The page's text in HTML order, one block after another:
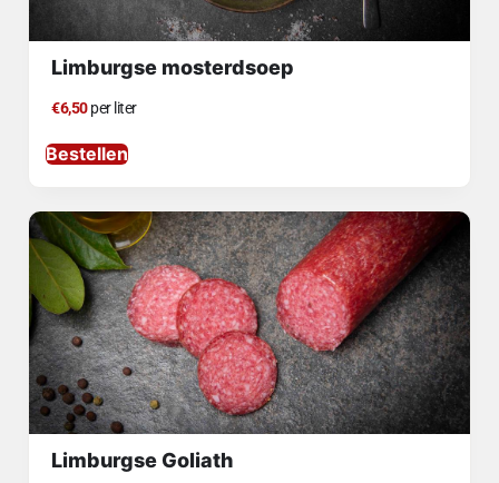
Limburgse mosterdsoep
€6,50per liter
Bestellen
Limburgse Goliath